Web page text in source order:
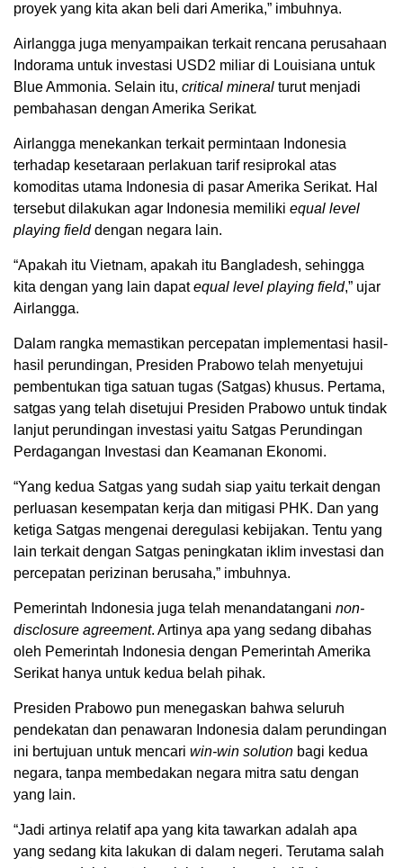
proyek yang kita akan beli dari Amerika,” imbuhnya.
Airlangga juga menyampaikan terkait rencana perusahaan
Indorama untuk investasi USD2 miliar di Louisiana untuk
Blue Ammonia. Selain itu, critical mineral turut menjadi
pembahasan dengan Amerika Serikat.
Airlangga menekankan terkait permintaan Indonesia
terhadap kesetaraan perlakuan tarif resiprokal atas
komoditas utama Indonesia di pasar Amerika Serikat. Hal
tersebut dilakukan agar Indonesia memiliki equal level
playing fielddengan negara lain.
“Apakah itu Vietnam, apakah itu Bangladesh, sehingga
kita dengan yang lain dapatequal level playing field,” ujar
Airlangga.
Dalam rangka memastikan percepatan implementasi hasil-
hasil perundingan, Presiden Prabowo telah menyetujui
pembentukan tiga satuan tugas (Satgas) khusus. Pertama,
satgas yang telah disetujui Presiden Prabowo untuk tindak
lanjut perundingan investasi yaitu Satgas Perundingan
Perdagangan Investasi dan Keamanan Ekonomi.
“Yang kedua Satgas yang sudah siap yaitu terkait dengan
perluasan kesempatan kerja dan mitigasi PHK. Dan yang
ketiga Satgas mengenai deregulasi kebijakan. Tentu yang
lain terkait dengan Satgas peningkatan iklim investasi dan
percepatan perizinan berusaha,” imbuhnya.
Pemerintah Indonesia juga telah menandatangani non-
disclosure agreement. Artinya apa yang sedang dibahas
oleh Pemerintah Indonesia dengan Pemerintah Amerika
Serikat hanya untuk kedua belah pihak.
Presiden Prabowo pun menegaskan bahwa seluruh
pendekatan dan penawaran Indonesia dalam perundingan
ini bertujuan untuk mencari win-win solution bagi kedua
negara, tanpa membedakan negara mitra satu dengan
yang lain.
“Jadi artinya relatif apa yang kita tawarkan adalah apa
yang sedang kita lakukan di dalam negeri. Terutama salah